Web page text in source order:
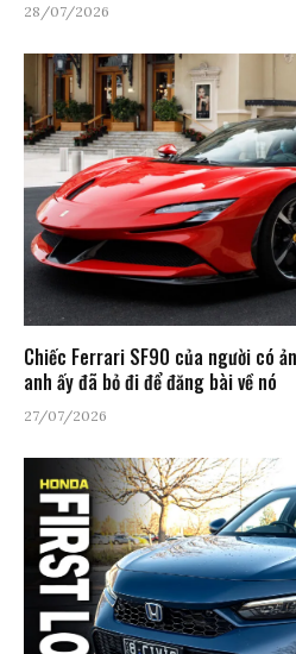
28/07/2026
Chiếc Ferrari SF90 của người có
anh ấy đã bỏ đi để đăng bài về nó
27/07/2026